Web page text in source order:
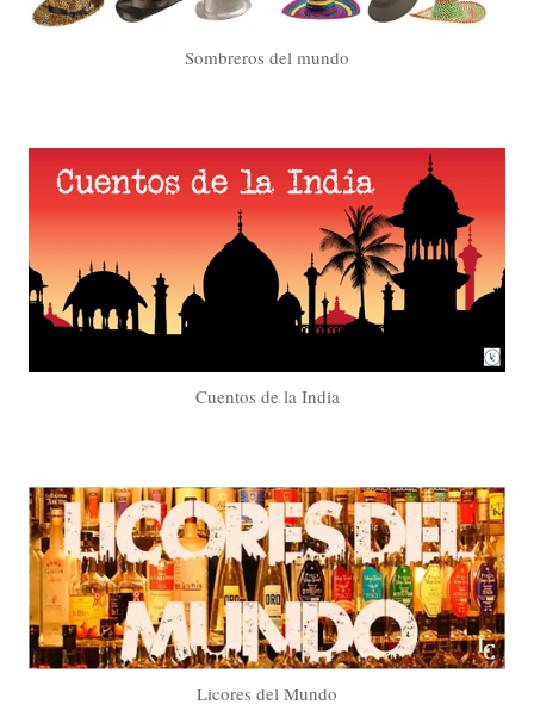
Sombreros del mundo
Cuentos de la India
Licores del Mundo